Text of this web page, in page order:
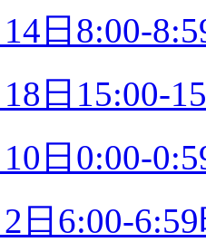
日8:00-
日15:00-
日0:00-
日6:00-